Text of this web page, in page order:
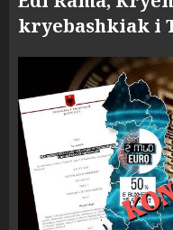
kryebashkiak i